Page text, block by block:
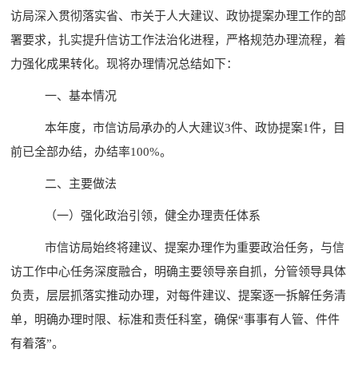
访局深入贯彻落实省、市关于人大建议、政协提案办理工作的部
署要求，扎实提升信访工作法治化进程，严格规范办理流程，着
力强化成果转化。现将办理情况总结如下：
一、基本情况
本年度，市信访局承办的人大建议3件、政协提案1件，目
前已全部办结，办结率100%。
二、 主要做法
（一）强化政治引领，健全办理责任体系
市信访局始终将建议、提案办理作为重要政治任务，与信
访工作中心任务深度融合，明确主要领导亲自抓，分管领导具体
负责，层层抓落实推动办理，对每件建议、提案逐一拆解任务清
单，明确办理时限、标准和责任科室，确保“事事有人管、件件
有着落”。